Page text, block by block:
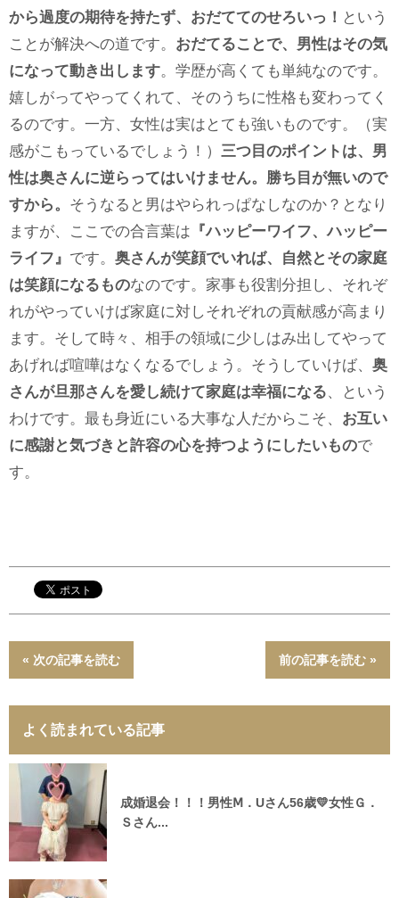
から過度の期待を持たず、おだててのせろいっ！ という
ことが解決への道です。 おだてることで、男性はその気
になって動き出します。学歴が高くても単純なのです。
嬉しがってやってくれて、そのうちに性格も変わってく
るのです。一方、女性は実はとても強いものです。（実
感がこもっているでしょう！） 三つ目のポイントは、男
性は奥さんに逆らってはいけません。勝ち目が無いので
すから。 そうなると男はやられっぱなしなのか？となり
ますが、ここでの合言葉は 『ハッピーワイフ、ハッピー
ライフ』 です。 奥さんが笑顔でいれば、自然とその家庭
は笑顔になるものなのです。家事も役割分担し、それぞ
れがやっていけば家庭に対しそれぞれの貢献感が高まり
ます。そして時々、相手の領域に少しはみ出してやって
あげれば喧嘩はなくなるでしょう。そうしていけば、 奥
さんが旦那さんを愛し続けて家庭は幸福になる、という
わけです。最も身近にいる大事な人だからこそ、 お互い
に感謝と気づきと許容の心を持つようにしたいもので
す。
« 次の記事を読む 前の記事を読む »
よく読まれている記事
成婚退会！！！男性Ⅿ．Uさん56歳💛女性Ｇ．
Ｓさん...